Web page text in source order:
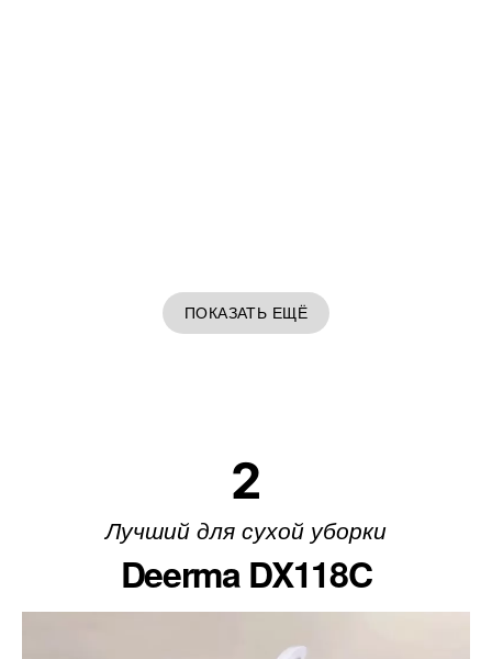
ПОКАЗАТЬ ЕЩЁ
2
Лучший для сухой уборки
Deerma DX118C